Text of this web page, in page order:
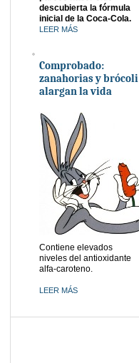
descubierta la fórmula
inicial de la Coca-Cola.
LEER MÁS
Comprobado:
zanahorias y brócoli
alargan la vida
Contiene elevados
niveles del antioxidante
alfa-caroteno.
LEER MÁS